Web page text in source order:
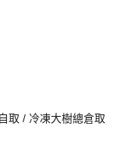
取 / 冷凍大樹總倉取